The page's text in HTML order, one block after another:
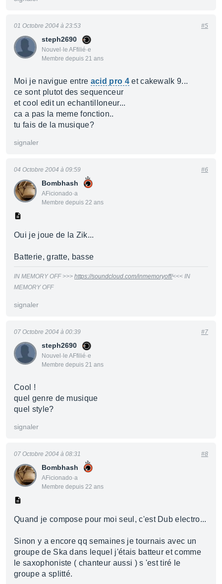
steph2690
Nouvel·le AFfilié·e
Membre depuis 21 ans
01 Octobre 2004 à 23:53 #5
Moi je navigue entre acid pro 4et cakewalk 9...
ce sont plutot des sequenceur
et cool edit un echantilloneur...
ca a pas la meme fonction..
tu fais de la musique?
signaler
Bombhash
AFicionado·a
Membre depuis 22 ans
04 Octobre 2004 à 09:59 #6
Oui je joue de la Zik...
Batterie, gratte, basse
IN MEMORY OFF >>> https://soundcloud.com/inmemoryoff/<<< IN
MEMORY OFF
signaler
steph2690
Nouvel·le AFfilié·e
Membre depuis 21 ans
07 Octobre 2004 à 00:39 #7
Cool !
quel genre de musique
quel style?
signaler
Bombhash
AFicionado·a
Membre depuis 22 ans
07 Octobre 2004 à 08:31 #8
Quand je compose pour moi seul, c'est Dub electro...
Sinon y a encore qq semaines je tournais avec un
groupe de Ska dans lequel j'étais batteur et comme
le saxophoniste ( chanteur aussi ) s 'est tiré le
groupe a splitté.